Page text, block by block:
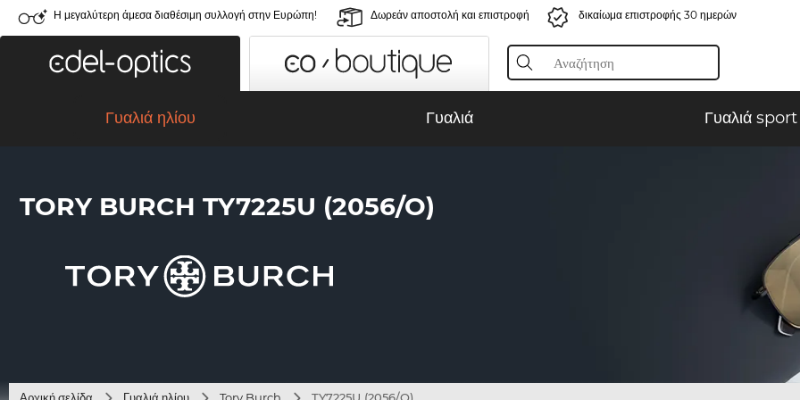
Η μεγαλύτερη άμεσα διαθέσιμη συλλογή στην Ευρώπη! Δωρεάν αποστολή και επιστροφή δικαίωμα επιστροφής 30 ημερών
Γυαλιά ηλίου Γυαλιά Γυαλιά sport
TORY BURCH TY7225U (2056/O)